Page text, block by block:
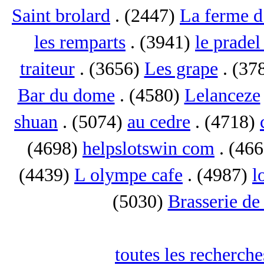
Saint brolard . (2447) La ferme
les remparts . (3941) le
traiteur. (3656) Les grape .
Bar du dome . (4580) Lelanceze
shuan . (5074) au cedre . (4718)
(4698) helpslotswin com .
(4439) L olympe cafe . (4987)
(5030) Brasserie
toutes les